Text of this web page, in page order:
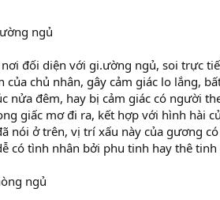
ngủ
đối diện với gi.ường ngủ, soi trực
chủ nhân, gây cảm giác lo lắng,
nửa đêm, hay bị cảm giác có người
giấc mơ đi ra, kết hợp với hình hài
nói ở trên, vị trí xấu này của gương
có tình nhân bởi phu tinh hay thê
ngủ